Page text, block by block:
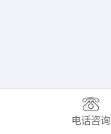
电话咨询